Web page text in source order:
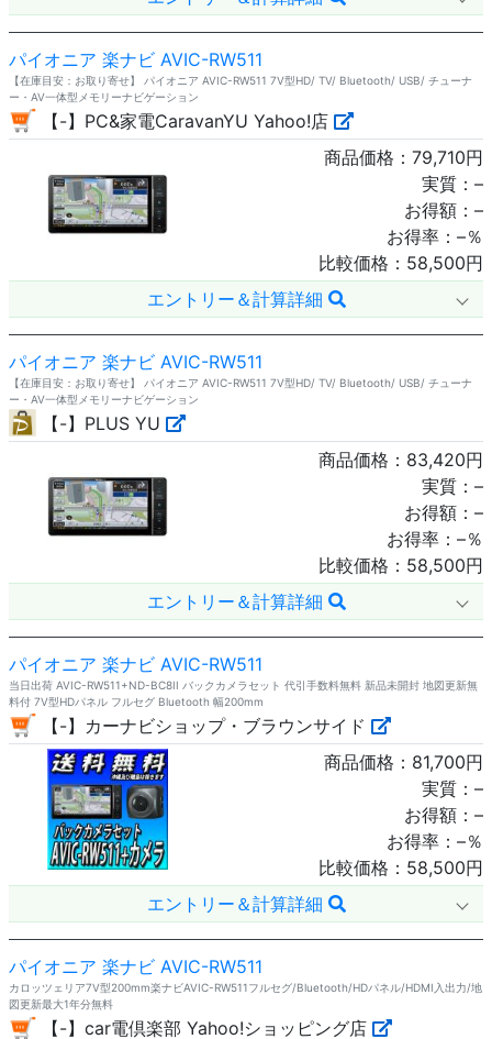
パイオニア 楽ナビ AVIC-RW511
【在庫目安：お取り寄せ】 パイオニア AVIC-RW511 7V型HD/ TV/ Bluetooth/ USB/ チューナ
ー・AV一体型メモリーナビゲーション
【-】PC&家電CaravanYU Yahoo!店
商品価格： 79,710円
実質： –
お得額： –
お得率： –％
比較価格： 58,500円
エントリー＆計算詳細
パイオニア 楽ナビ AVIC-RW511
【在庫目安：お取り寄せ】 パイオニア AVIC-RW511 7V型HD/ TV/ Bluetooth/ USB/ チューナ
ー・AV一体型メモリーナビゲーション
【-】PLUS YU
商品価格： 83,420円
実質： –
お得額： –
お得率： –％
比較価格： 58,500円
エントリー＆計算詳細
パイオニア 楽ナビ AVIC-RW511
当日出荷 AVIC-RW511+ND-BC8II バックカメラセット 代引手数料無料 新品未開封 地図更新無
料付 7V型HDパネル フルセグ Bluetooth 幅200mm
【-】カーナビショップ・ブラウンサイド
商品価格： 81,700円
実質： –
お得額： –
お得率： –％
比較価格： 58,500円
エントリー＆計算詳細
パイオニア 楽ナビ AVIC-RW511
カロッツェリア7V型200mm楽ナビAVIC-RW511フルセグ/Bluetooth/HDパネル/HDMI入出力/地
図更新最大1年分無料
【-】car電倶楽部 Yahoo!ショッピング店